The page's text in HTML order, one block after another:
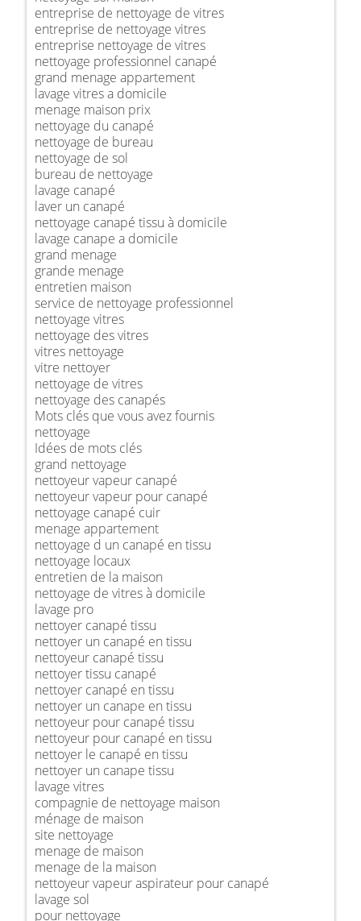
entreprise de nettoyage de vitres
entreprise de nettoyage vitres
entreprise nettoyage de vitres
nettoyage professionnel canapé
grand menage appartement
lavage vitres a domicile
menage maison prix
nettoyage du canapé
nettoyage de bureau
nettoyage de sol
bureau de nettoyage
lavage canapé
laver un canapé
nettoyage canapé tissu à domicile
lavage canape a domicile
grand menage
grande menage
entretien maison
service de nettoyage professionnel
nettoyage vitres
nettoyage des vitres
vitres nettoyage
vitre nettoyer
nettoyage de vitres
nettoyage des canapés
Mots clés que vous avez fournis
nettoyage
Idées de mots clés
grand nettoyage
nettoyeur vapeur canapé
nettoyeur vapeur pour canapé
nettoyage canapé cuir
menage appartement
nettoyage d un canapé en tissu
nettoyage locaux
entretien de la maison
nettoyage de vitres à domicile
lavage pro
nettoyer canapé tissu
nettoyer un canapé en tissu
nettoyeur canapé tissu
nettoyer tissu canapé
nettoyer canapé en tissu
nettoyer un canape en tissu
nettoyeur pour canapé tissu
nettoyeur pour canapé en tissu
nettoyer le canapé en tissu
nettoyer un canape tissu
lavage vitres
compagnie de nettoyage maison
ménage de maison
site nettoyage
menage de maison
menage de la maison
nettoyeur vapeur aspirateur pour canapé
lavage sol
pour nettoyage